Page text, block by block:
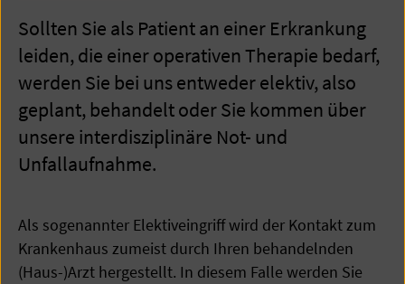
Sollten Sie als Patient an einer Erkrankung
leiden, die einer operativen Therapie bedarf,
werden Sie bei uns entweder elektiv, also
geplant, behandelt oder Sie kommen über
unsere interdisziplinäre Not- und
Unfallaufnahme.
Als sogenannter Elektiveingriff wird der Kontakt zum
Krankenhaus zumeist durch Ihren behandelnden
(Haus-)Arzt hergestellt. In diesem Falle werden Sie